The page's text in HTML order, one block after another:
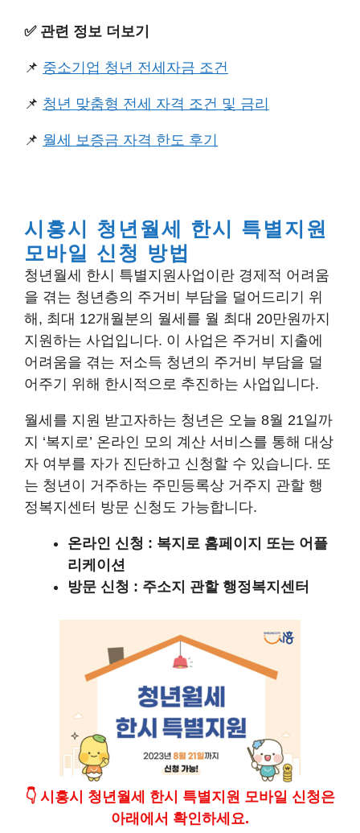
✅️ 관련 정보 더보기
📌 중소기업 청년 전세자금 조건
📌 청년 맞춤형 전세 자격 조건 및 금리
📌 월세 보증금 자격 한도 후기
시흥시 청년월세 한시 특별지원
모바일 신청 방법
청년월세 한시 특별지원사업이란 경제적 어려움
을 겪는 청년층의 주거비 부담을 덜어드리기 위
해, 최대 12개월분의 월세를 월 최대 20만원까지
지원하는 사업입니다. 이 사업은 주거비 지출에
어려움을 겪는 저소득 청년의 주거비 부담을 덜
어주기 위해 한시적으로 추진하는 사업입니다.
월세를 지원 받고자하는 청년은 오늘 8월 21일까
지 ‘복지로’ 온라인 모의 계산 서비스를 통해 대상
자 여부를 자가 진단하고 신청할 수 있습니다. 또
는 청년이 거주하는 주민등록상 거주지 관할 행
정복지센터 방문 신청도 가능합니다.
온라인 신청 : 복지로 홈페이지 또는 어플
리케이션
방문 신청 : 주소지 관할 행정복지센터
👇 시흥시 청년월세 한시 특별지원 모바일 신청은
아래에서 확인하세요.